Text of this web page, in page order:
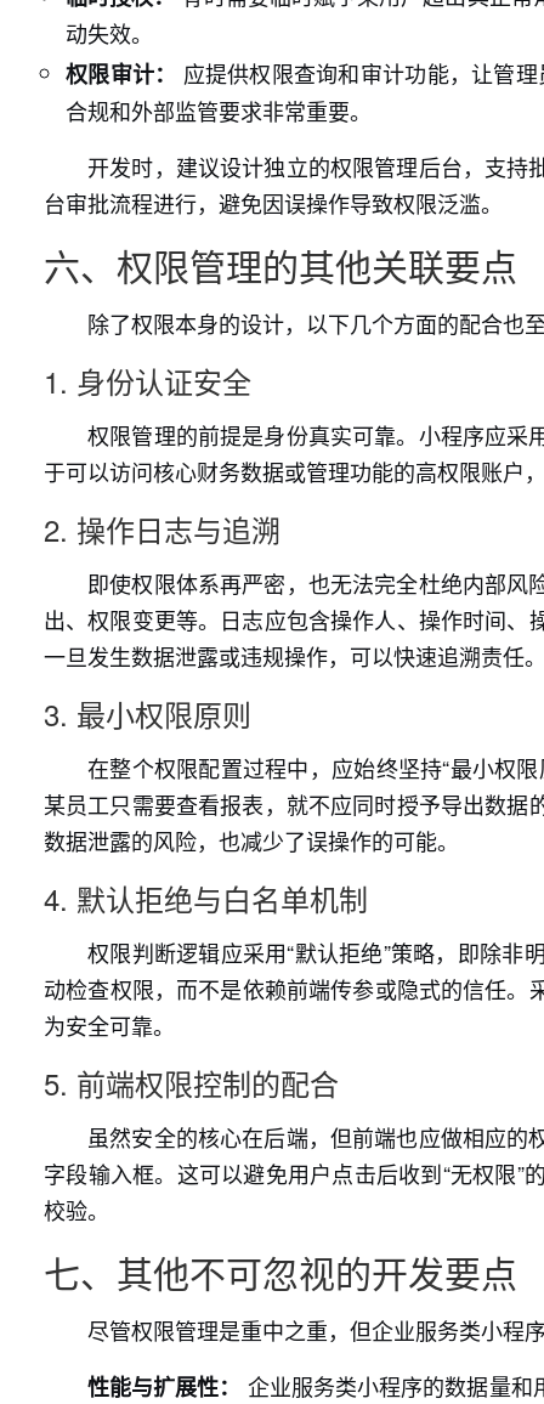
动失效。
权限审计：
应提供权限查询和审计功能，让管
合规和外部监管要求非常重要。
开发时，建议设计独立的权限管理后台，支
台审批流程进行，避免因误操作导致权限泛滥。
六、权限管理的其他关联要点
除了权限本身的设计，以下几个方面的配合也
1. 身份认证安全
权限管理的前提是身份真实可靠。小程序应
于可以访问核心财务数据或管理功能的高权限账户
2. 操作日志与追溯
即使权限体系再严密，也无法完全杜绝内部
出、权限变更等。日志应包含操作人、操作时间
一旦发生数据泄露或违规操作，可以快速追溯责任
3. 最小权限原则
在整个权限配置过程中，应始终坚持“最小权
某员工只需要查看报表，就不应同时授予导出数
数据泄露的风险，也减少了误操作的可能。
4. 默认拒绝与白名单机制
权限判断逻辑应采用“默认拒绝”策略，即除
动检查权限，而不是依赖前端传参或隐式的信任
为安全可靠。
5. 前端权限控制的配合
虽然安全的核心在后端，但前端也应做相应
字段输入框。这可以避免用户点击后收到“无权限
校验。
七、其他不可忽视的开发要点
尽管权限管理是重中之重，但企业服务类小程
性能与扩展性：
企业服务类小程序的数据量